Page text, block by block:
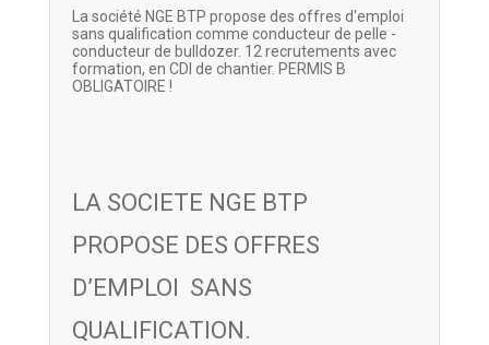
La société NGE BTP propose des offres d'emploi
sans qualification comme conducteur de pelle -
conducteur de bulldozer. 12 recrutements avec
formation, en CDI de chantier. PERMIS B
OBLIGATOIRE !
LA SOCIETE NGE BTP
PROPOSE DES OFFRES
D’EMPLOI SANS
QUALIFICATION.